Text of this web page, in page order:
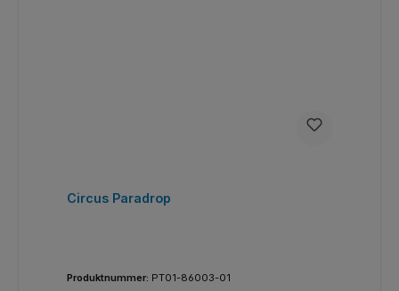
Circus Paradrop
Produktnummer: PT01-86003-01